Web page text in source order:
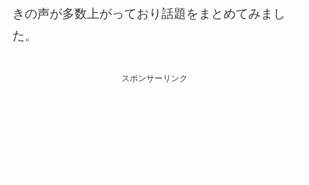
きの声が多数上がっており話題をまとめてみまし
た。
スポンサーリンク